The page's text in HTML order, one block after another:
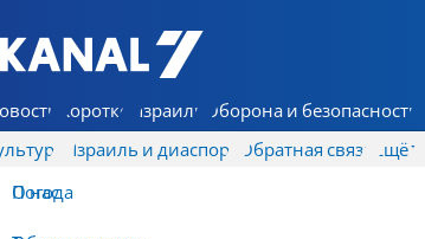
7 КАНАЛ - Аруц Шева
Коротко Израиль Оборона и безопасность
Израиль и диаспора Обратная связь
О нас
Ещё
Погода